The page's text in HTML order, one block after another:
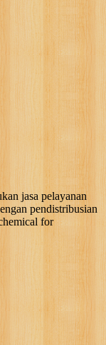
jasa pelayanan
pendistribusian
for